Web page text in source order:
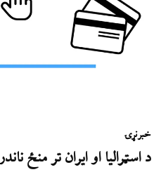
خبرنړۍ
د اسټراليا او ايران تر منځ